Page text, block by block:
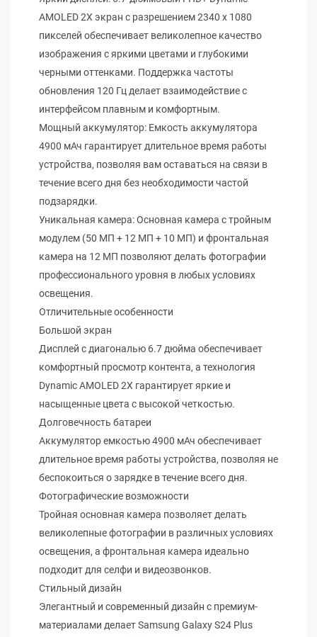
AMOLED 2X экран с разрешением 2340 x 1080
пикселей обеспечивает великолепное качество
изображения с яркими цветами и глубокими
черными оттенками. Поддержка частоты
обновления 120 Гц делает взаимодействие с
интерфейсом плавным и комфортным.
Мощный аккумулятор: Емкость аккумулятора
4900 мАч гарантирует длительное время работы
устройства, позволяя вам оставаться на связи в
течение всего дня без необходимости частой
подзарядки.
Уникальная камера: Основная камера с тройным
модулем (50 МП + 12 МП + 10 МП) и фронтальная
камера на 12 МП позволяют делать фотографии
профессионального уровня в любых условиях
освещения.
Отличительные особенности
Большой экран
Дисплей с диагональю 6.7 дюйма обеспечивает
комфортный просмотр контента, а технология
Dynamic AMOLED 2X гарантирует яркие и
насыщенные цвета с высокой четкостью.
Долговечность батареи
Аккумулятор емкостью 4900 мАч обеспечивает
длительное время работы устройства, позволяя не
беспокоиться о зарядке в течение всего дня.
Фотографические возможности
Тройная основная камера позволяет делать
великолепные фотографии в различных условиях
освещения, а фронтальная камера идеально
подходит для селфи и видеозвонков.
Стильный дизайн
Элегантный и современный дизайн с премиум-
материалами делает Samsung Galaxy S24 Plus